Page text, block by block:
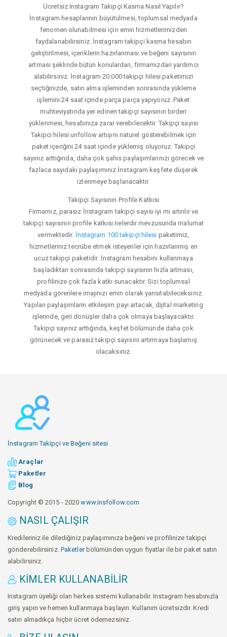
Ücretsiz Instagram Takipçi Kasma Nasıl Yapılır?
İnstagram hesaplarının büyütülmesi, toplumsal medyada
fenomen olunabilmesi için emin hizmetlerimizden
faydalanabilirsiniz. İnstagram takipçi kasma hesabın
geliştirilmesi, içeriklerin hazırlanması ve beğeni sayısının
artması şeklinde bütün konulardan, firmamızdan yardımcı
alabilirsiniz. İnstagram 20.000 takipçi hilesi paketimizi
seçtiğinizde, satın alma işleminden sonrasında yükleme
işlemini 24 saat içinde parça parça yapıyoruz. Paket
muhteviyatında yer edinen takipçi sayısının birden
yüklenmesi, hesabınıza zarar verebilecektir. Takipçi sayısı
Takipci hilesi unfollow artışını naturel gösterebilmek için
paket içeriğini 24 saat içinde yüklemiş oluyoruz. Takipçi
sayınız arttığında, daha çok şahıs paylaşımlarınızı görecek ve
fazlaca sayıdaki paylaşımınız İnstagram keşfete düşerek
izlenmeye başlanacaktır.
Takipçi Sayısının Profile Katkısı
Firmamız, parasız İnstagram takipçi sayısı iyi mi artırılır ve
takipçi sayısının profile katkısı nelerdir mevzusunda malumat
vermektedir. İnstagram 100 takipçi hilesi paketimiz,
hizmetleriniz tecrübe etmek isteyenler için hazırlanmış en
ucuz takipçi paketidir. İnstagram hesabını kullanmaya
başladıktan sonrasında takipçi sayısının hızla artması,
profilinize çok fazla katkı sunacaktır. Sizi toplumsal
medyada görenlere imajınızı emin olarak yansıtabileceksiniz.
Yapılan paylaşımların etkileşim payı artacak, dijital marketing
işlerinde, geri dönüşler daha çok olmaya başlayacaktır.
Takipçi sayınız arttığında, keşfet bölümünde daha çok
görünecek ve parasız takipçi sayısını artırmaya başlamış
olacaksınız.
İnstagram Takipçi ve Beğeni sitesi
Araçlar
Paketler
Blog
Copyright © 2015 - 2020www.insfollow.com
NASIL ÇALIŞIR
Kredileriniz ile dilediğiniz paylaşımınıza beğeni ve profilinize takipçi
gönderebilirsiniz. Paketlerbölümünden uygun fiyatlar ile bir paket satın
alabilirsiniz.
KIMLER KULLANABILIR
Instagram üyeliği olan herkes sistemi kullanabilir. Instagram hesabınızla
giriş yapın ve hemen kullanmaya başlayın. Kullanım ücretsizdir. Kredi
satın almadıkça hiçbir ücret ödemezsiniz.